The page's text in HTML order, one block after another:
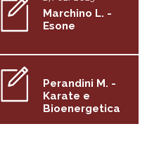
Marchino L. -
Esone
Perandini M. -
Karate e
Bioenergetica